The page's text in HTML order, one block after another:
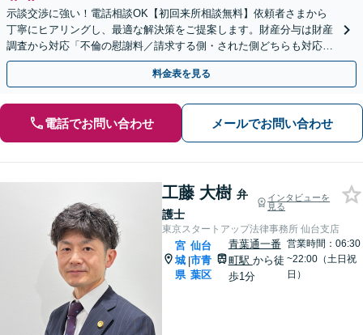
示談交渉に強い！電話相談OK【初回来所相談無料】依頼者さまから
丁寧にヒアリングし、最適な解決策をご提案します。財産分与は財産
調査から対応「不倫の慰謝料／請求する側・された側どちらも対応
可」【休日・夜間相談可】【完全個室】【子連れ相談可】
料金表を見る
電話でお問い合わせ メールでお問い合わせ
工藤 大樹 弁
護士
インタビューを
見る
東京スタートアップ法律事務所 仙台支店
宮
城
県
|
仙台
市青
葉区
青葉通一番
町駅 から徒
歩1分
営業時間：06:30
~22:00（土日祝
日）